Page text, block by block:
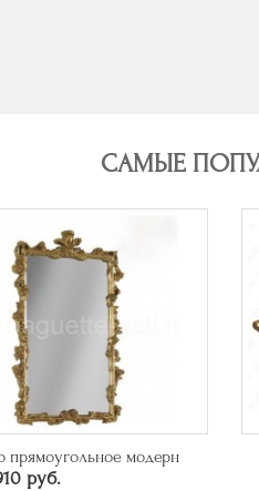
САМЫЕ
прямоугольное модерн
руб.